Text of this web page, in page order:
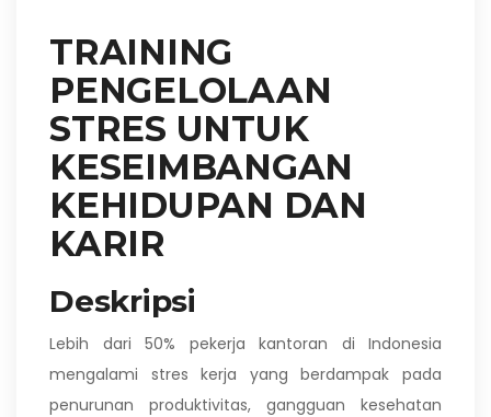
TRAINING
PENGELOLAAN
STRES UNTUK
KESEIMBANGAN
KEHIDUPAN DAN
KARIR
Deskripsi
Lebih dari 50% pekerja kantoran di Indonesia
mengalami stres kerja yang berdampak pada
penurunan produktivitas, gangguan kesehatan